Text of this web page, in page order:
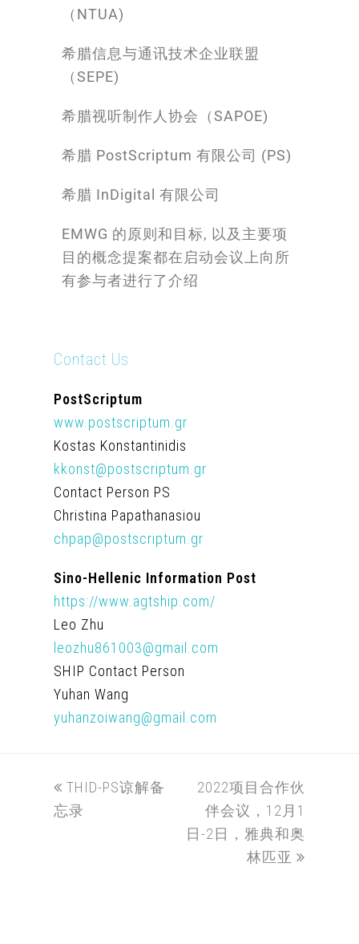
（NTUA)
希腊信息与通讯技术企业联盟
（SEPE)
希腊视听制作人协会（SAPOE)
希腊 PostScriptum 有限公司 (PS)
希腊 InDigital 有限公司
EMWG 的原则和目标, 以及主要项
目的概念提案都在启动会议上向所
有参与者进行了介绍
Contact Us
PostScriptum
www.postscriptum.gr
Kostas Konstantinidis
kkonst@postscriptum.gr
Contact Person PS
Christina Papathanasiou
chpap@postscriptum.gr
Sino-Hellenic Information Post
https://www.agtship.com/
Leo Zhu
leozhu861003@gmail.com
SHIP Contact Person
Yuhan Wang
yuhanzoiwang@gmail.com
THID-PS谅解备
忘录
2022项目合作伙
伴会议，12月1
日-2日，雅典和奥
林匹亚